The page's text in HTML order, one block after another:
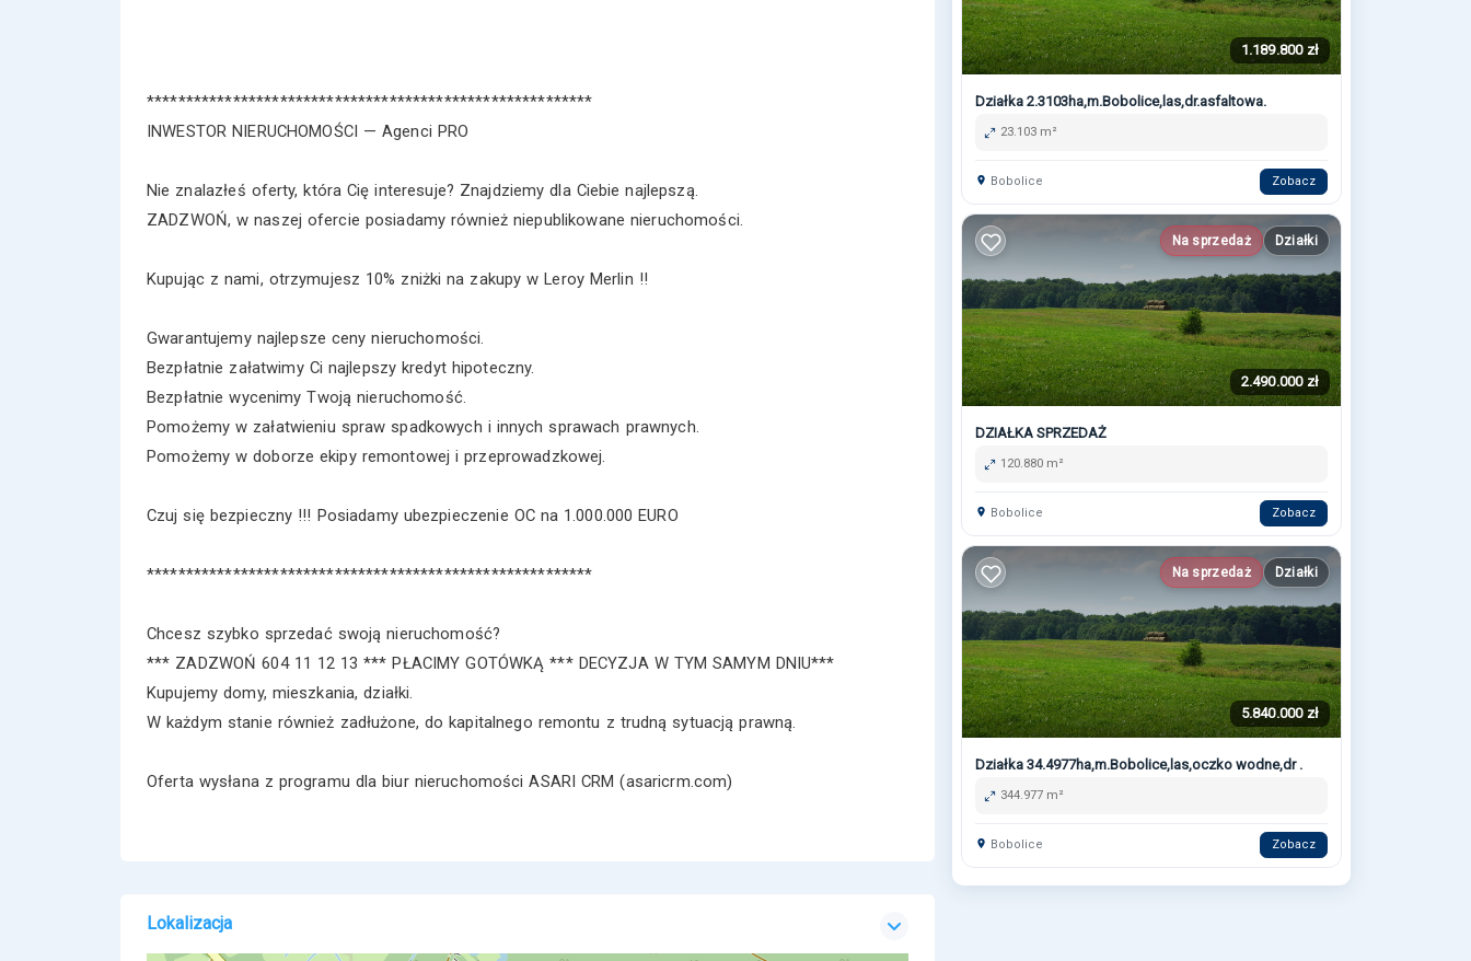
*********************************************************
INWESTOR NIERUCHOMOŚCI — Agenci PRO
Nie znalazłeś oferty, która Cię interesuje? Znajdziemy dla Ciebie najlepszą.
ZADZWOŃ, w naszej ofercie posiadamy również niepublikowane nieruchomości.
Kupując z nami, otrzymujesz 10% zniżki na zakupy w Leroy Merlin !!
Gwarantujemy najlepsze ceny nieruchomości.
Bezpłatnie załatwimy Ci najlepszy kredyt hipoteczny.
Bezpłatnie wycenimy Twoją nieruchomość.
Pomożemy w załatwieniu spraw spadkowych i innych sprawach prawnych.
Pomożemy w doborze ekipy remontowej i przeprowadzkowej.
Czuj się bezpieczny !!! Posiadamy ubezpieczenie OC na 1.000.000 EURO
*********************************************************
Chcesz szybko sprzedać swoją nieruchomość?
*** ZADZWOŃ 604 11 12 13 *** PŁACIMY GOTÓWKĄ *** DECYZJA W TYM SAMYM DNIU***
Kupujemy domy, mieszkania, działki.
W każdym stanie również zadłużone, do kapitalnego remontu z trudną sytuacją prawną.
Oferta wysłana z programu dla biur nieruchomości ASARI CRM (asaricrm.com)
Lokalizacja
1.189.800 zł
Działka 2.3103ha,m.Bobolice,las,dr.asfaltowa.
23.103 m²
Bobolice Zobacz
Na sprzedaż Działki
2.490.000 zł
DZIAŁKA SPRZEDAŻ
120.880 m²
Bobolice Zobacz
Na sprzedaż Działki
5.840.000 zł
Działka 34.4977ha,m.Bobolice,las,oczko wodne,dr .
344.977 m²
Bobolice Zobacz